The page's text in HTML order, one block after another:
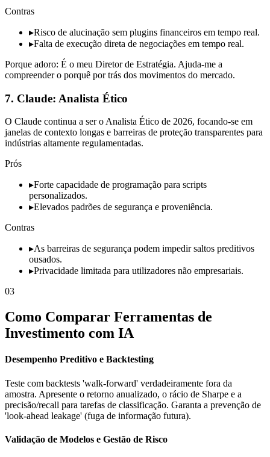
Contras
▸Risco de alucinação sem plugins financeiros em tempo real.
▸Falta de execução direta de negociações em tempo real.
Porque adoro: É o meu Diretor de Estratégia. Ajuda-me a
compreender o porquê por trás dos movimentos do mercado.
7. Claude: Analista Ético
O Claude continua a ser o Analista Ético de 2026, focando-se em
janelas de contexto longas e barreiras de proteção transparentes para
indústrias altamente regulamentadas.
Prós
▸Forte capacidade de programação para scripts
personalizados.
▸Elevados padrões de segurança e proveniência.
Contras
▸As barreiras de segurança podem impedir saltos preditivos
ousados.
▸Privacidade limitada para utilizadores não empresariais.
03
Como Comparar Ferramentas de
Investimento com IA
Desempenho Preditivo e Backtesting
Teste com backtests 'walk-forward' verdadeiramente fora da
amostra. Apresente o retorno anualizado, o rácio de Sharpe e a
precisão/recall para tarefas de classificação. Garanta a prevenção de
'look-ahead leakage' (fuga de informação futura).
Validação de Modelos e Gestão de Risco